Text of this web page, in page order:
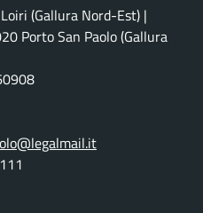
(Gallura Nord-Est) |
Porto San Paolo (Gallura